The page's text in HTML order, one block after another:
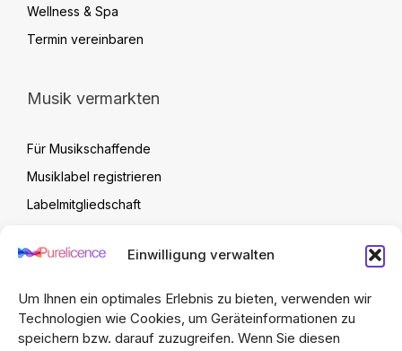
Einwilligung verwalten
Um Ihnen ein optimales Erlebnis zu bieten, verwenden wir
Technologien wie Cookies, um Geräteinformationen zu
speichern bzw. darauf zuzugreifen. Wenn Sie diesen
Wellness & Spa
Termin vereinbaren
Musik vermarkten
Für Musikschaffende
Musiklabel registrieren
Labelmitgliedschaft
Artist Upload Vertrag